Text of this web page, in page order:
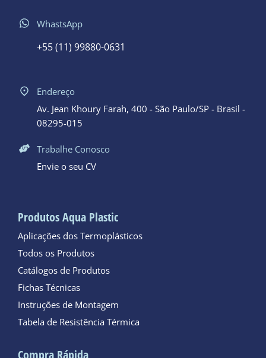
WhastsApp
+55 (11) 99880-0631
Endereço
Av. Jean Khoury Farah, 400 - São Paulo/SP - Brasil -
08295-015
Trabalhe Conosco
Envie o seu CV
Produtos Aqua Plastic
Aplicações dos Termoplásticos
Todos os Produtos
Catálogos de Produtos
Fichas Técnicas
Instruções de Montagem
Tabela de Resistência Térmica
Compra Rápida